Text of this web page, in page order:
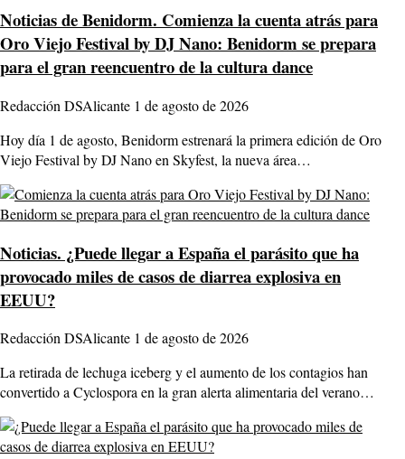
Noticias de Benidorm. Comienza la cuenta atrás para
Oro Viejo Festival by DJ Nano: Benidorm se prepara
para el gran reencuentro de la cultura dance
Redacción DSAlicante 1 de agosto de 2026
Hoy día 1 de agosto, Benidorm estrenará la primera edición de Oro
Viejo Festival by DJ Nano en Skyfest, la nueva área…
Noticias. ¿Puede llegar a España el parásito que ha
provocado miles de casos de diarrea explosiva en
EEUU?
Redacción DSAlicante 1 de agosto de 2026
La retirada de lechuga iceberg y el aumento de los contagios han
convertido a Cyclospora en la gran alerta alimentaria del verano…